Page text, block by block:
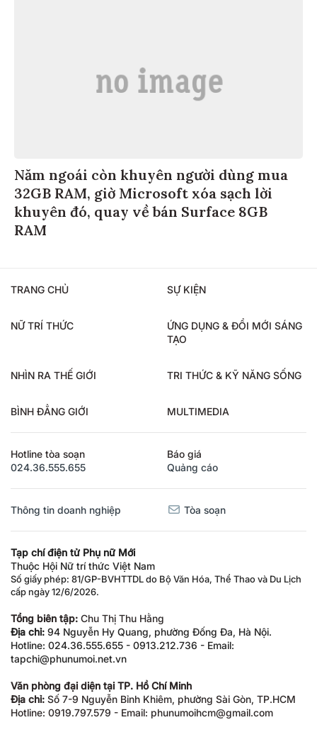
Năm ngoái còn khuyên người dùng mua
32GB RAM, giờ Microsoft xóa sạch lời
khuyên đó, quay về bán Surface 8GB
RAM
TRANG CHỦ SỰ KIỆN
NỮ TRÍ THỨC
ỨNG DỤNG & ĐỔI MỚI SÁNG
TẠO
NHÌN RA THẾ GIỚI TRI THỨC & KỸ NĂNG SỐNG
BÌNH ĐẲNG GIỚI MULTIMEDIA
Hotline tòa soạn
024.36.555.655
Báo giá
Quảng cáo
Thông tin doanh nghiệp Tòa soạn
Tạp chí điện tử Phụ nữ Mới
Thuộc Hội Nữ trí thức Việt Nam
Số giấy phép: 81/GP-BVHTTDL do Bộ Văn Hóa, Thể Thao và Du Lịch
cấp ngày 12/6/2026.
Tổng biên tập: Chu Thị Thu Hằng
Địa chỉ: 94 Nguyễn Hy Quang, phường Đống Đa, Hà Nội.
Hotline: 024.36.555.655 - 0913.212.736 - Email:
tapchi@phunumoi.net.vn
Văn phòng đại diện tại TP. Hồ Chí Minh
Địa chỉ: Số 7-9 Nguyễn Bỉnh Khiêm, phường Sài Gòn, TP.HCM
Hotline: 0919.797.579 - Email: phunumoihcm@gmail.com